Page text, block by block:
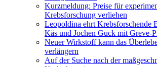
Kurzmeldung: Preise für
Krebsforschung verliehen
Leopoldina ehrt Krebsforschende
Käs und Jochen Guck mit Greve-
Neuer Wirkstoff kann das
verlängern
Auf der Suche nach der